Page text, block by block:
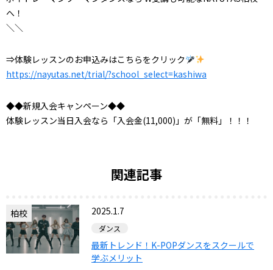
へ！
＼＼
⇒体験レッスンのお申込みはこちらをクリック
https://nayutas.net/trial/?school_select=kashiwa
◆◆新規入会キャンペーン◆◆
体験レッスン当日入会なら「入会金(11,000)」が「無料」！！！
関連記事
柏校 2025.1.7
ダンス
最新トレンド！K-POPダンスをスクールで
学ぶメリット